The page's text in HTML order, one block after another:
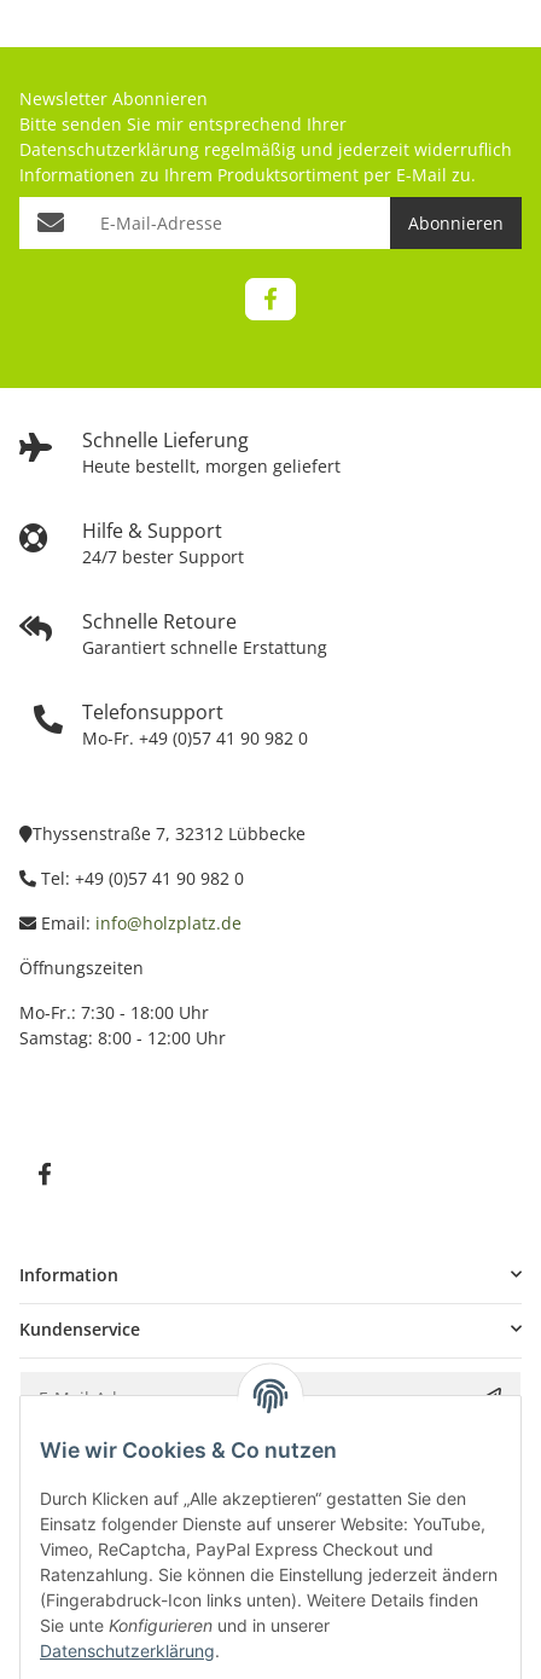
Schnelle Lieferung
Heute bestellt, morgen geliefert
Hilfe & Support
24/7 bester Support
Schnelle Retoure
Garantiert schnelle Erstattung
Telefonsupport
Mo-Fr. +49 (0)57 41 90 982 0
Newsletter Abonnieren
Bitte senden Sie mir entsprechend Ihrer
Datenschutzerklärung regelmäßig und jederzeit widerruflich
Informationen zu Ihrem Produktsortiment per E-Mail zu.
Abonnieren
Thyssenstraße 7, 32312 Lübbecke
Tel: +49 (0)57 41 90 982 0
Email: info@holzplatz.de
Öffnungszeiten
Mo-Fr.: 7:30 - 18:00 Uhr
Samstag: 8:00 - 12:00 Uhr
Information
Kundenservice
Bitte senden Sie mir entsprechend IhrerDatenschutzerklärung
Wie wir Cookies & Co nutzen
Durch Klicken auf „Alle akzeptieren“ gestatten Sie den
Einsatz folgender Dienste auf unserer Website: YouTube,
Vimeo, ReCaptcha, PayPal Express Checkout und
Ratenzahlung. Sie können die Einstellung jederzeit ändern
(Fingerabdruck-Icon links unten). Weitere Details finden
Sie unte Konfigurieren und in unserer
Datenschutzerklärung.